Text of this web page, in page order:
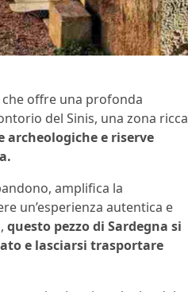
che offre una profonda
del Sinis, una zona ricca
e riserve
amplifica la
un’esperienza autentica e
questo pezzo di Sardegna si
e lasciarsi trasportare